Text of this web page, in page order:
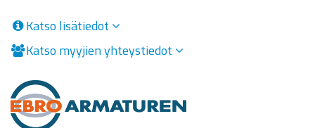
Katso lisätiedot
Katso myyjien yhteystiedot